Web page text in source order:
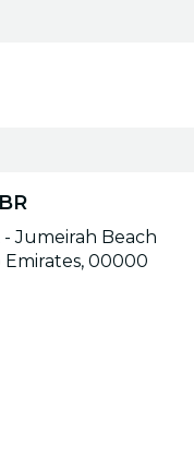
Jumeirah Beach
Emirates, 00000